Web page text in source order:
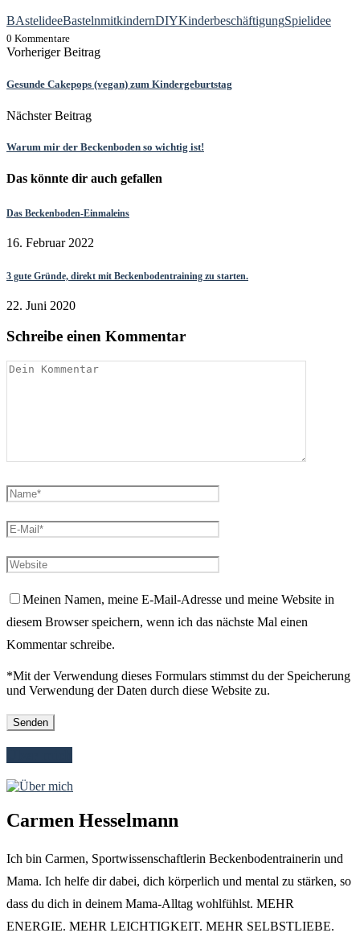
BAstelideeBastelnmitkindernDIYKinderbeschäftigungSpielidee
0 Kommentare
Vorheriger Beitrag
Gesunde Cakepops (vegan) zum Kindergeburtstag
Nächster Beitrag
Warum mir der Beckenboden so wichtig ist!
Das könnte dir auch gefallen
Das Beckenboden-Einmaleins
16. Februar 2022
3 gute Gründe, direkt mit Beckenbodentraining zu starten.
22. Juni 2020
Schreibe einen Kommentar
Meinen Namen, meine E-Mail-Adresse und meine Website in
diesem Browser speichern, wenn ich das nächste Mal einen
Kommentar schreibe.
*Mit der Verwendung dieses Formulars stimmst du der Speicherung
und Verwendung der Daten durch diese Website zu.
Carmen Hesselmann
Ich bin Carmen, Sportwissenschaftlerin Beckenbodentrainerin und
Mama. Ich helfe dir dabei, dich körperlich und mental zu stärken, so
dass du dich in deinem Mama-Alltag wohlfühlst. MEHR
ENERGIE. MEHR LEICHTIGKEIT. MEHR SELBSTLIEBE.